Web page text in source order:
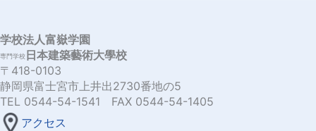
学校法人富嶽学園
専門学校 日本建築藝術大學校
〒418-0103
静岡県富士宮市上井出2730番地の5
TEL 0544-54-1541 FAX 0544-54-1405
アクセス